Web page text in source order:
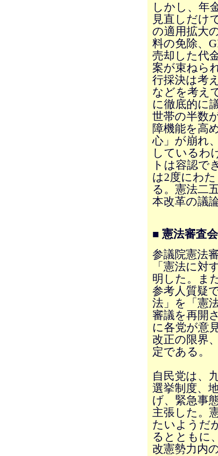
しかし、年
見直しだけ
の適用拡大
料の免除、
売却した代
案が束ねら
行採決は考
などを考え
に徹底的に
世帯の半数
障機能を高
心」が崩れ
しているわ
トは容認で
は2度にわ
る。憲法二
本改革の議
■ 憲法審査
参議院憲法
「憲法に対
明した。ま
参考人質疑
法」を「憲
審議を再開
に各党が意
改正の限界
定である。
自民党は、
選挙制度、
げ、緊急事
主張した。
たいようだ
るとともに
改憲勢力内